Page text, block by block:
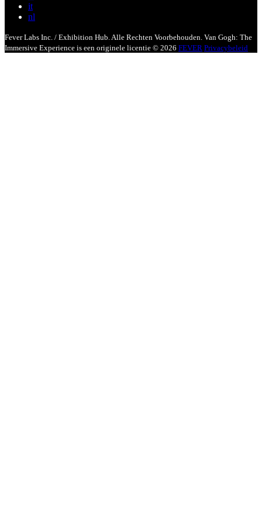
it
nl
Fever Labs Inc. / Exhibition Hub. Alle Rechten Voorbehouden. Van Gogh: The
Immersive Experience is een originele licentie © 2026 FEVER Privacybeleid